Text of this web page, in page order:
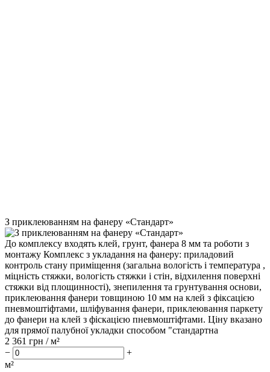
З приклеюванням на фанеру «Стандарт»
До комплексу входять клей, грунт, фанера 8 мм та роботи з
монтажу Комплекс з укладання на фанеру: приладовий
контроль стану приміщення (загальна вологість і температура ,
міцність стяжки, вологість стяжки і стін, відхилення поверхні
стяжки від площинності), знепилення та грунтування основи,
приклеювання фанери товщиною 10 мм на клей з фіксацією
пневмоштіфтами, шліфування фанери, приклеювання паркету
до фанери на клей з фіскацією пневмоштіфтами. Ціну вказано
для прямої палубної укладки способом "стандартна
2 361 грн / м²
−
+
м²